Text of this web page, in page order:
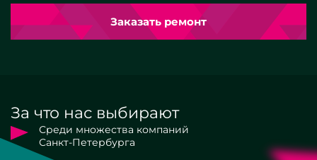
Заказать ремонт
За что нас выбирают
Среди множества компаний
Санкт-Петербурга